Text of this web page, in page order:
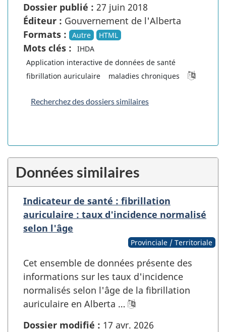
Dossier publié : 27 juin 2018
Éditeur : Gouvernement de l'Alberta
Formats :
Autre HTML
Mots clés :
IHDA
Application interactive de données de santé
fibrillation auriculaire
maladies chroniques
Recherchez des dossiers similaires
Données similaires
Indicateur de santé : fibrillation
auriculaire : taux d'incidence normalisé
selon l'âge
Provinciale / Territoriale
Cet ensemble de données présente des
informations sur les taux d'incidence
normalisés selon l'âge de la fibrillation
auriculaire en Alberta …
Dossier modifié : 17 avr. 2026